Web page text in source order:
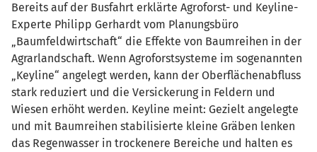
Bereits auf der Busfahrt erklärte Agroforst- und Keyline-
Experte Philipp Gerhardt vom Planungsbüro
„Baumfeldwirtschaft“ die Effekte von Baumreihen in der
Agrarlandschaft. Wenn Agroforstsysteme im sogenannten
„Keyline“ angelegt werden, kann der Oberflächenabfluss
stark reduziert und die Versickerung in Feldern und
Wiesen erhöht werden. Keyline meint: Gezielt angelegte
und mit Baumreihen stabilisierte kleine Gräben lenken
das Regenwasser in trockenere Bereiche und halten es